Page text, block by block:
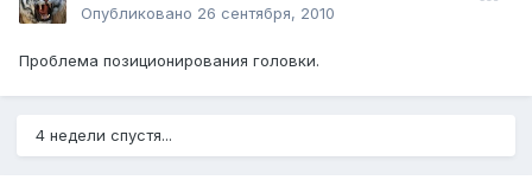
Опубликовано 26 сентября, 2010
Проблема позиционирования головки.
4 недели спустя...